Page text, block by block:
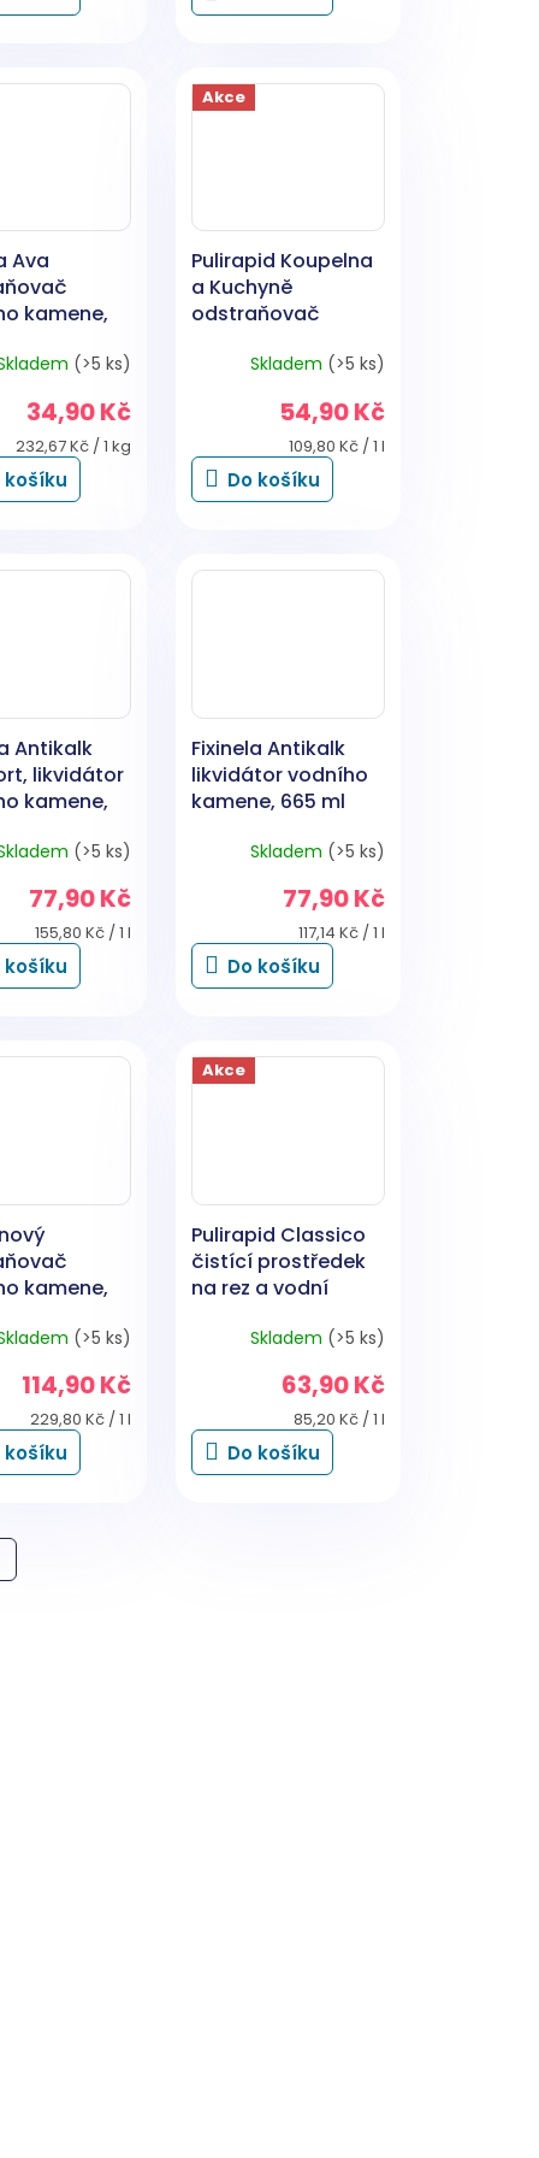
Ava
kamene,
(>5 ks)
34,90 Kč
Měrná
cena:
232,67 Kč / 1 kg
košíku
Akce
Pulirapid Koupelna
a Kuchyně
odstraňovač
500 mlSkladem (>5 ks)
54,90 Kč
Měrná
cena:
109,80 Kč / 1 l
Do košíku
Antikalk
likvidátor
kamene,
(>5 ks)
77,90 Kč
Měrná
cena:
155,80 Kč / 1 l
košíku
Fixinela Antikalk
likvidátor vodního
kamene, 665 ml
Skladem (>5 ks)
77,90 Kč
Měrná
cena:
117,14 Kč / 1 l
Do košíku
kamene,
(>5 ks)
114,90 Kč
Měrná
cena:
229,80 Kč / 1 l
košíku
Akce
Pulirapid Classico
čistící prostředek
na rez a vodní
Skladem (>5 ks)
63,90 Kč
Měrná
cena:
85,20 Kč / 1 l
Do košíku